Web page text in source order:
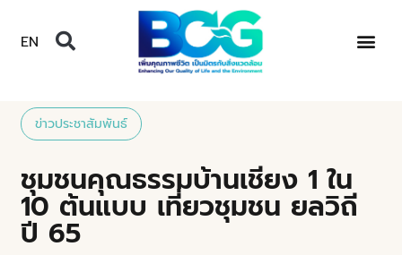
EN
ข่าวประชาสัมพันธ์
ชุมชนคุณธรรมบ้านเชียง 1 ใน
10 ต้นแบบ เที่ยวชุมชน ยลวิถี
ปี 65